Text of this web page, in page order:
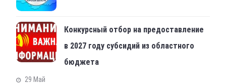
Конкурсный отбор на предоставление
в 2027 году субсидий из областного
бюджета
29 Май